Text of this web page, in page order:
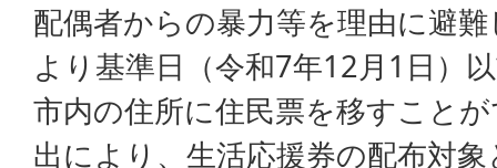
配偶者からの暴力等を理由に避
より基準日（令和7年12月1日）
市内の住所に住民票を移すこと
出により、生活応援券の配布対